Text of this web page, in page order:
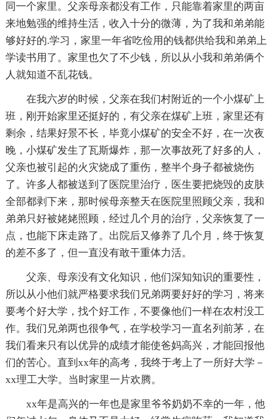
同一个家里。父亲母亲都没有工作，只能靠着家里的两亩
来地勉强的维持生活，收入十分的微薄，为了我和弟弟能
够好好的.学习，家里一年省吃俭用的钱都供给我和弟弟上
学读书用了。家里也欠了不少钱，所以从小我和弟弟俩个
人就知道不乱花钱。
在我六岁的时候，父亲在我们村附近的一个小煤矿上
班，刚开始家里还挺好的，有父亲在煤矿上班，家里还有
剩余，结果好景不长，毕竟小煤矿的安全不好，在一次夜
晚，小煤矿发生了瓦斯爆炸，那一次事故死了好多的人，
父亲也被引起的火灾烧成了重伤，整半个身子都被烧伤
了。许多人都被送到了医院里治疗，医生要把烧毁的皮肤
全部都剥下来，那时候母亲整天在医院里照顾父亲，我和
弟弟只好被姥姥照顾，经过几个月的治疗，父亲恢复了一
点，也能下床走路了。出院后又修养了几个月，终于恢复
的差不多了，但一直没有敢干重体力活。
父亲、母亲没有文化知识，他们深知知识的重要性，
所以从小他们就严格要求我们兄弟两要好好的学习，将来
要考个好大学，找个好工作，不要像他们一样在农村没工
作。我们兄弟两也很争气，在学校学习一直名列前茅，在
我们看来只有以优异的成绩才能使爸妈高兴，才能回报他
们的苦心。直到xx年的高考，我终于考上了一所好大学－
xx理工大学。当时家里一片欢腾。
xx年是高兴的一年也是家里爷爷奶奶不幸的一年，他